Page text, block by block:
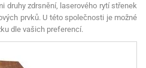
druhy zdrsnění, laserového rytí střenek
prvků. U této společnosti je možné
dle vašich preferencí.